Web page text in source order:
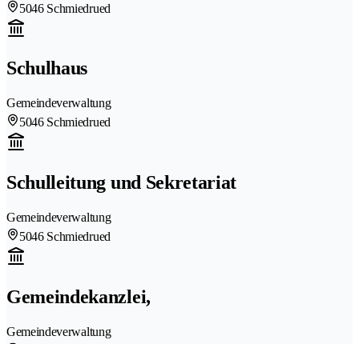
5046 Schmiedrued
Schulhaus
Gemeindeverwaltung
5046 Schmiedrued
Schulleitung und Sekretariat
Gemeindeverwaltung
5046 Schmiedrued
Gemeindekanzlei,
Gemeindeverwaltung